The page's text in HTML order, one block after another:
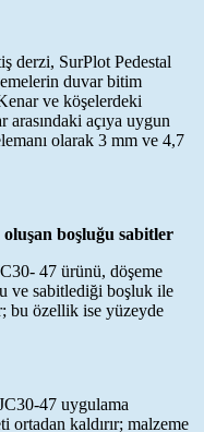
derzi, SurPlot Pedestal
duvar bitim
ve köşelerdeki
açıya uygun
olarak 3 mm ve 4,7
oluşan boşluğu sabitler
47 ürünü, döşeme
ve sabitlediği boşluk ile
bu özellik ise yüzeyde
47 uygulama
ortadan kaldırır; malzeme